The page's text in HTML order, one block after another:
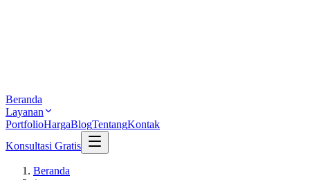
Beranda
Layanan
PortfolioHargaBlogTentangKontak
Konsultasi Gratis
Beranda